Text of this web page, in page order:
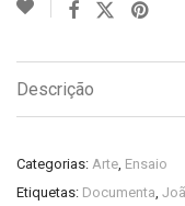
Descrição
Categorias: Arte, Ensaio
Etiquetas: Documenta,